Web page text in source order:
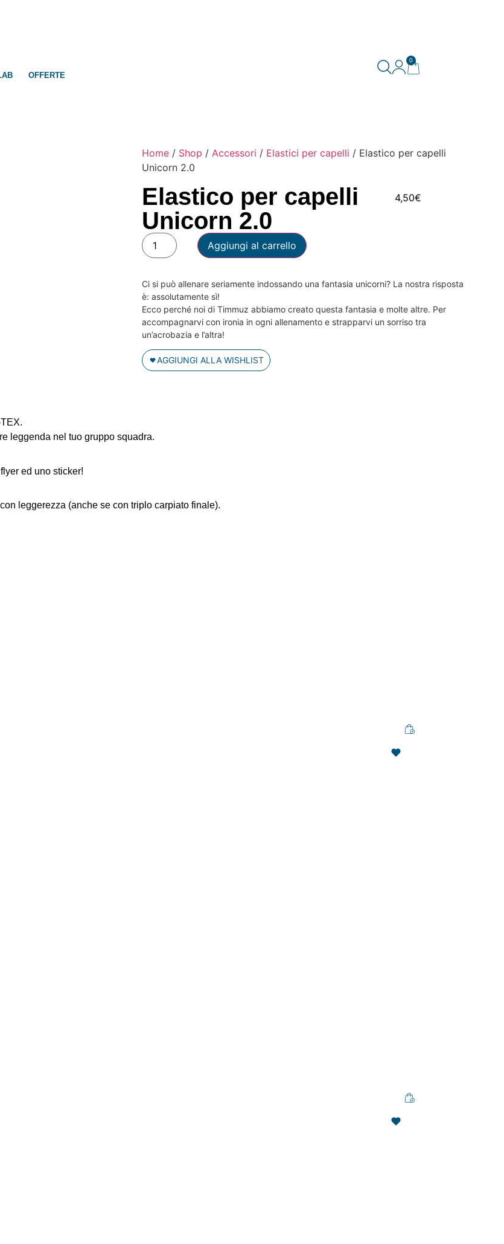
OFFERTE
0
Home / Shop / Accessori / Elastici per capelli / Elastico per capelli
Unicorn 2.0
Elastico per capelli
Unicorn 2.0
4,50€
Aggiungi al carrello
Ci si può allenare seriamente indossando una fantasia unicorni? La nostra risposta
è: assolutamente sì!
Ecco perché noi di Timmuz abbiamo creato questa fantasia e molte altre. Per
accompagnarvi con ironia in ogni allenamento e strapparvi un sorriso tra
un’acrobazia e l’altra!
AGGIUNGI ALLA WISHLIST
leggenda nel tuo gruppo squadra.
ed uno sticker!
leggerezza (anche se con triplo carpiato finale).